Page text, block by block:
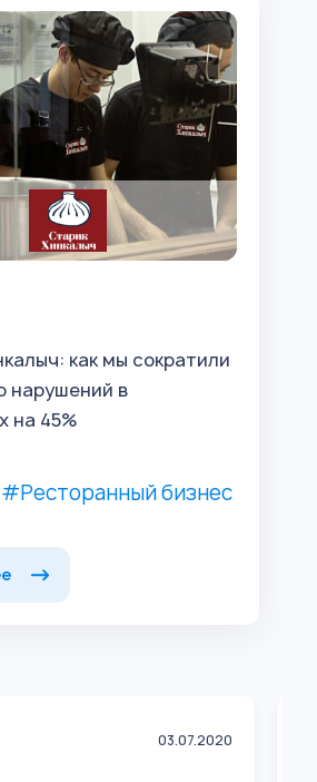
как мы сократили
нарушений в
на 45%
#Ресторанный бизнес
03.07.2020